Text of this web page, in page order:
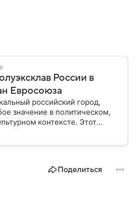
России в
Евросоюза
российский город,
значение в политическом,
контексте. Этот
в самом сердце Европы,
Поделиться